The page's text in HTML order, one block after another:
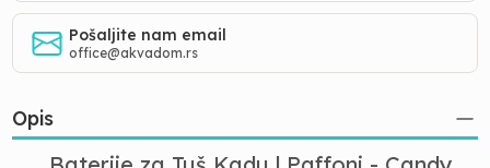
Pošaljite nam email
office@akvadom.rs
Opis